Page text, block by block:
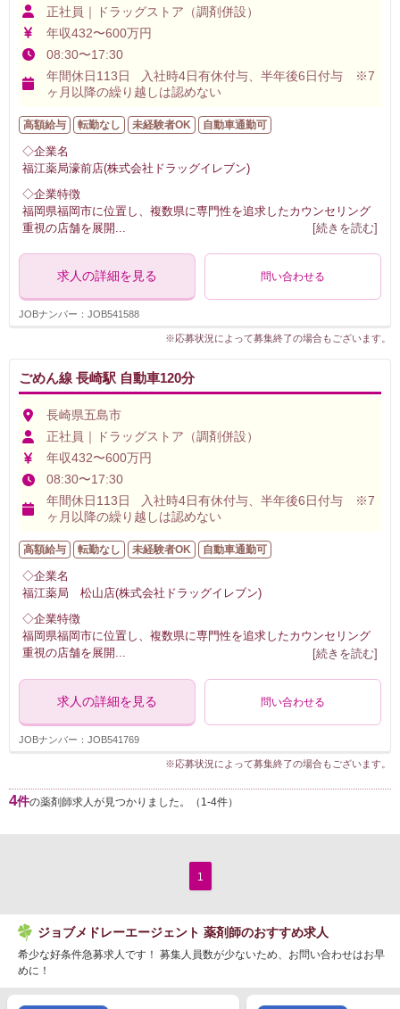
正社員｜ドラッグストア（調剤併設）
年収432〜600万円
08:30〜17:30
年間休日113日 入社時4日有休付与、半年後6日付与 ※7
ヶ月以降の繰り越しは認めない
高額給与 転勤なし 未経験者OK 自動車通勤可
◇企業名
福江薬局濠前店(株式会社ドラッグイレブン)
◇企業特徴
福岡県福岡市に位置し、複数県に専門性を追求したカウンセリング
重視の店舗を展開
[続きを読む]
求人の詳細を見る 問い合わせる
JOBナンバー：JOB541588
※応募状況によって募集終了の場合もございます。
ごめん線 長崎駅 自動車120分
長崎県五島市
正社員｜ドラッグストア（調剤併設）
年収432〜600万円
08:30〜17:30
年間休日113日 入社時4日有休付与、半年後6日付与 ※7
ヶ月以降の繰り越しは認めない
高額給与 転勤なし 未経験者OK 自動車通勤可
◇企業名
福江薬局 松山店(株式会社ドラッグイレブン)
◇企業特徴
福岡県福岡市に位置し、複数県に専門性を追求したカウンセリング
重視の店舗を展開 ... [続きを読む]
求人の詳細を見る 問い合わせる
JOBナンバー：JOB541769
※応募状況によって募集終了の場合もございます。
4件の薬剤師求人が見つかりました。（1-4件）
1
ジョブメドレーエージェント 薬剤師のおすすめ求人
希少な好条件急募求人です！ 募集人員数が少ないため、お問い合わせはお早
めに！